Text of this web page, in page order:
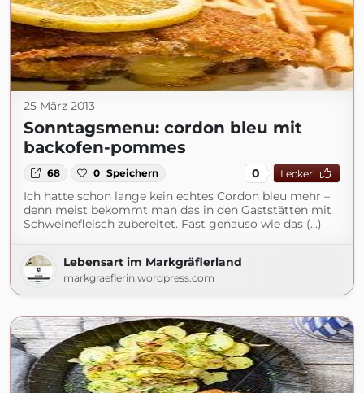
25 März 2013
Sonntagsmenu: cordon bleu mit
backofen-pommes
68 0 Speichern 0 Lecker
Ich hatte schon lange kein echtes Cordon bleu mehr –
denn meist bekommt man das in den Gaststätten mit
Schweinefleisch zubereitet. Fast genauso wie das (...)
Lebensart im Markgräflerland
markgraeflerin.wordpress.com